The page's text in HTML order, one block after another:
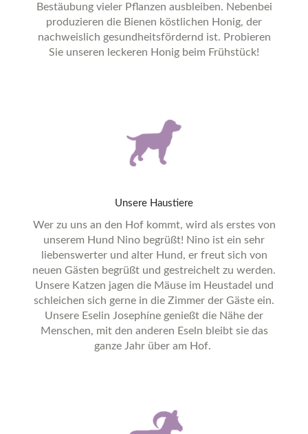
Bestäubung vieler Pflanzen ausbleiben. Nebenbei
produzieren die Bienen köstlichen Honig, der
nachweislich gesundheitsfördernd ist. Probieren
Sie unseren leckeren Honig beim Frühstück!
Unsere Haustiere
Wer zu uns an den Hof kommt, wird als erstes von
unserem Hund Nino begrüßt! Nino ist ein sehr
liebenswerter und alter Hund, er freut sich von
neuen Gästen begrüßt und gestreichelt zu werden.
Unsere Katzen jagen die Mäuse im Heustadel und
schleichen sich gerne in die Zimmer der Gäste ein.
Unsere Eselin Josephíne genießt die Nähe der
Menschen, mit den anderen Eseln bleibt sie das
ganze Jahr über am Hof.